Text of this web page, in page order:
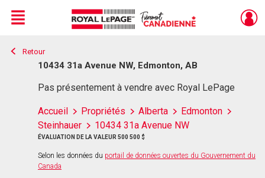
Live
En Direct
Menu
Retour
10434 31a Avenue NW, Edmonton, AB
Pas présentement à vendre avec Royal LePage
Accueil Propriétés Alberta
Edmonton
Steinhauer
10434 31a Avenue NW
ÉVALUATION DE LA VALEUR 500 500 $
Selon les données du portail de données ouvertes du Gouvernement du
Canada